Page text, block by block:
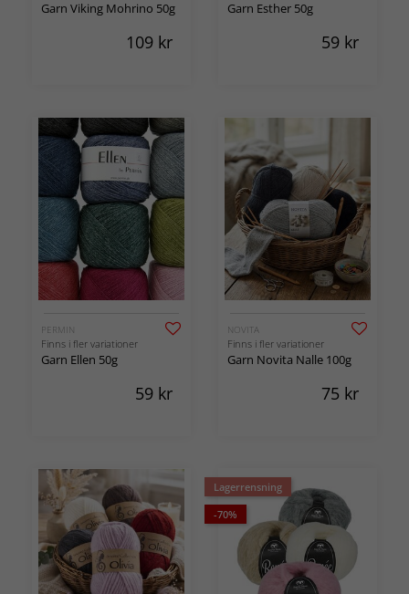
Garn Viking Mohrino 50g
109 kr
Garn Esther 50g
59 kr
PERMIN
Finns i fler variationer
Garn Ellen 50g
59 kr
NOVITA
Finns i fler variationer
Garn Novita Nalle 100g
75 kr
Lagerrensning
-70%